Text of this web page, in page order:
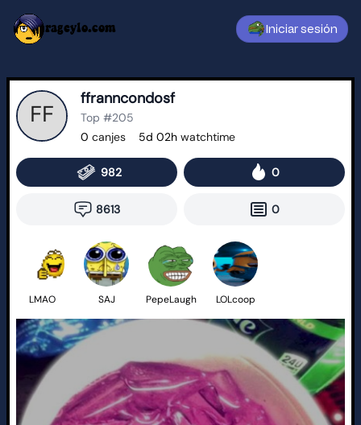
rageylo.com Iniciar sesión
ffranncondosf
Top #205
0 canjes 5d 02h watchtime
982 0
8613 0
LMAO SAJ PepeLaugh LOLcoop